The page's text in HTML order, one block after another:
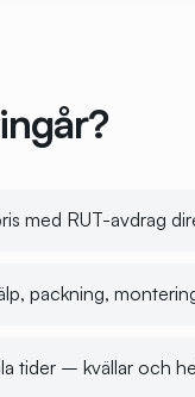
med RUT-avdrag
packning,
tider – kvällar och